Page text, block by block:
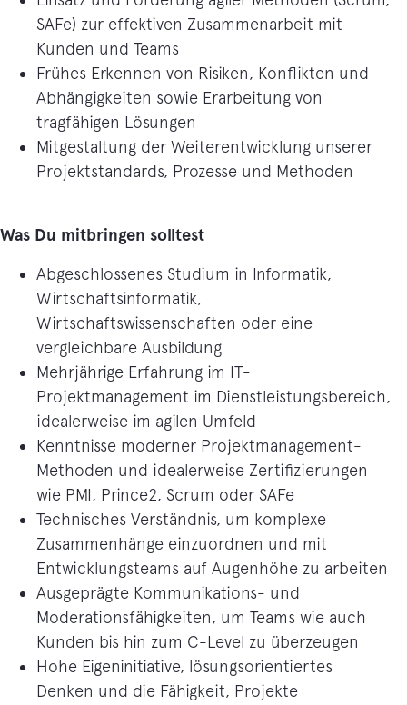
SAFe) zur effektiven Zusammenarbeit mit
Kunden und Teams
Frühes Erkennen von Risiken, Konflikten und
Abhängigkeiten sowie Erarbeitung von
tragfähigen Lösungen
Mitgestaltung der Weiterentwicklung unserer
Projektstandards, Prozesse und Methoden
Was Du mitbringen solltest
Abgeschlossenes Studium in Informatik,
Wirtschaftsinformatik,
Wirtschaftswissenschaften oder eine
vergleichbare Ausbildung
Mehrjährige Erfahrung im IT-
Projektmanagement im Dienstleistungsbereich,
idealerweise im agilen Umfeld
Kenntnisse moderner Projektmanagement-
Methoden und idealerweise Zertifizierungen
wie PMI, Prince2, Scrum oder SAFe
Technisches Verständnis, um komplexe
Zusammenhänge einzuordnen und mit
Entwicklungsteams auf Augenhöhe zu arbeiten
Ausgeprägte Kommunikations- und
Moderationsfähigkeiten, um Teams wie auch
Kunden bis hin zum C-Level zu überzeugen
Hohe Eigeninitiative, lösungsorientiertes
Denken und die Fähigkeit, Projekte